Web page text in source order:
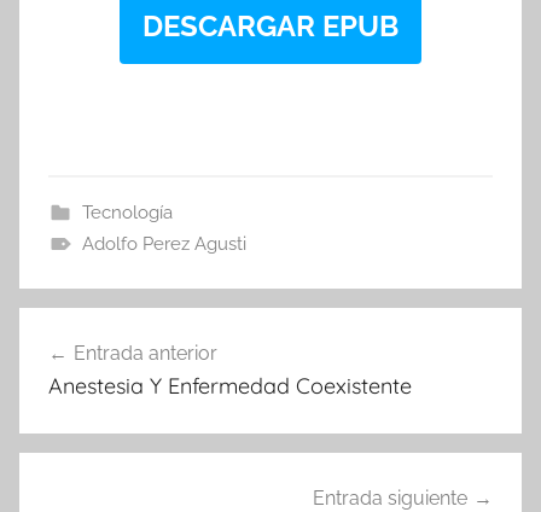
DESCARGAR EPUB
Tecnología
Adolfo Perez Agusti
de
Entrada anterior
Anestesia Y Enfermedad Coexistente
Entrada siguiente